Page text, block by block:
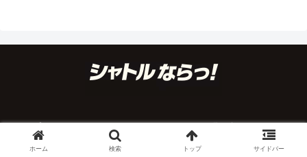
プライバシーポリシー
ホーム 検索 トップ サイドバー